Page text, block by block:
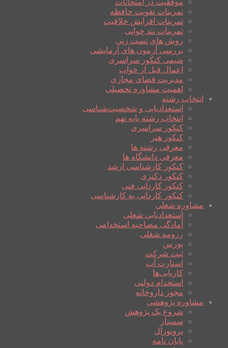
موفقیت در امتحانات
تمرینات تقویت حافظه
تمرینات افزایش خلاقیت
تمرینات تند خوانی
روش های تست زنی
بررسی آزمون های آزمایشی
شیمی کنکور سراسری
اعمال قبل از خواب
مدیریت فضای مجازی
اهمیت مشاوره تحصیلی
انتخاب رشته
استعدادیابی و شخصیت‌شناسی
انتخاب رشته پایه نهم
کنکور سراسری
کنکور هنر
معرفی رشته ها
معرفی دانشگاه ها
کنکور کارشناسی ارشد
کنکور دکتری
کنکور کاردانی فنی
کنکور کاردانی به کارشناسی
مشاوره شغلی
استعدادیابی شغلی
آمادگی مصاحبه استخدامی
رزومه شغلی
بورس
ثبت شرکت
استارت آپ
کاریابی‌ها
استخدام دولتی
مجوز داروخانه
مشاوره پژوهشی
شروع یک پژوهش
سمینار
پروپوزال
پایان نامه